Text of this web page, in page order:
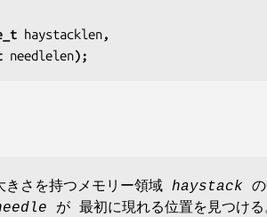
haystacklen,
needlelen);
きさを持つメモリー領域 haystack
が 最初に現れる位置を見つける